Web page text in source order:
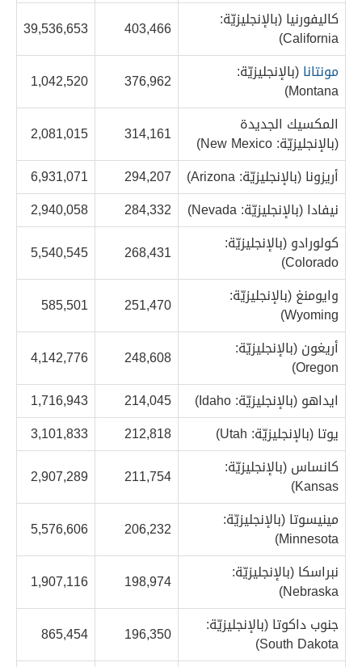
كاليفورنيا (بالإنجليزيّة:
California)
403,466
39,536,653
مونتانا(بالإنجليزيّة:
Montana)
376,962
1,042,520
المكسيك الجديدة
(بالإنجليزيّة: New Mexico) 314,161
2,081,015
أريزونا (بالإنجليزيّة: Arizona)
294,207
6,931,071
نيفادا (بالإنجليزيّة: Nevada)
284,332
2,940,058
كولورادو (بالإنجليزيّة:
Colorado)
268,431
5,540,545
وايومنغ (بالإنجليزيّة:
Wyoming)
251,470
585,501
أريغون (بالإنجليزيّة:
Oregon)
248,608
4,142,776
ايداهو (بالإنجليزيّة: Idaho)
214,045
1,716,943
يوتا (بالإنجليزيّة: Utah)
212,818
3,101,833
كانساس (بالإنجليزيّة:
Kansas)
211,754
2,907,289
مينيسوتا (بالإنجليزيّة:
Minnesota)
206,232
5,576,606
نبراسكا (بالإنجليزيّة:
Nebraska)
198,974
1,907,116
جنوب داكوتا (بالإنجليزيّة:
South Dakota)
196,350
865,454